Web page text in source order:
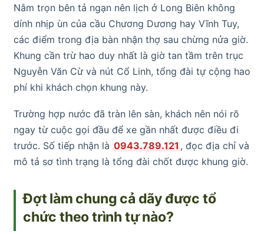
Nằm trọn bên tả ngạn nên lịch ở Long Biên không
dính nhịp ùn của cầu Chương Dương hay Vĩnh Tuy,
các điểm trong địa bàn nhận thợ sau chừng nửa giờ.
Khung cần trừ hao duy nhất là giờ tan tầm trên trục
Nguyễn Văn Cừ và nút Cổ Linh, tổng đài tự cộng hao
phí khi khách chọn khung này.
Trường hợp nước đã tràn lên sàn, khách nên nói rõ
ngay từ cuộc gọi đầu để xe gần nhất được điều đi
trước. Số tiếp nhận là 0943.789.121 , đọc địa chỉ và
mô tả sơ tình trạng là tổng đài chốt được khung giờ.
Đợt làm chung cả dãy được tổ
chức theo trình tự nào?